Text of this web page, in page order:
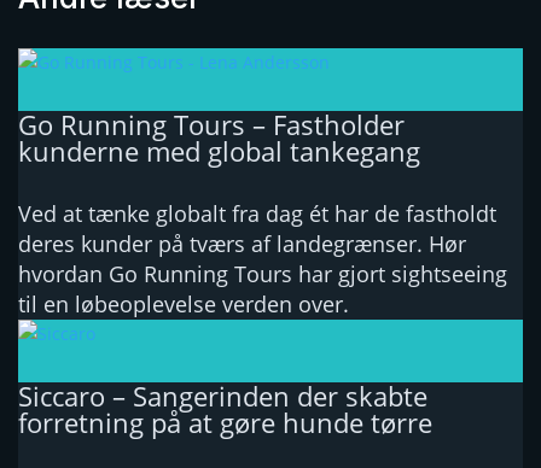
Go Running Tours – Fastholder
kunderne med global tankegang
Ved at tænke globalt fra dag ét har de fastholdt
deres kunder på tværs af landegrænser. Hør
hvordan Go Running Tours har gjort sightseeing
til en løbeoplevelse verden over.
Siccaro – Sangerinden der skabte
forretning på at gøre hunde tørre